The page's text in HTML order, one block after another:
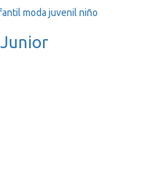
moda juvenil niño